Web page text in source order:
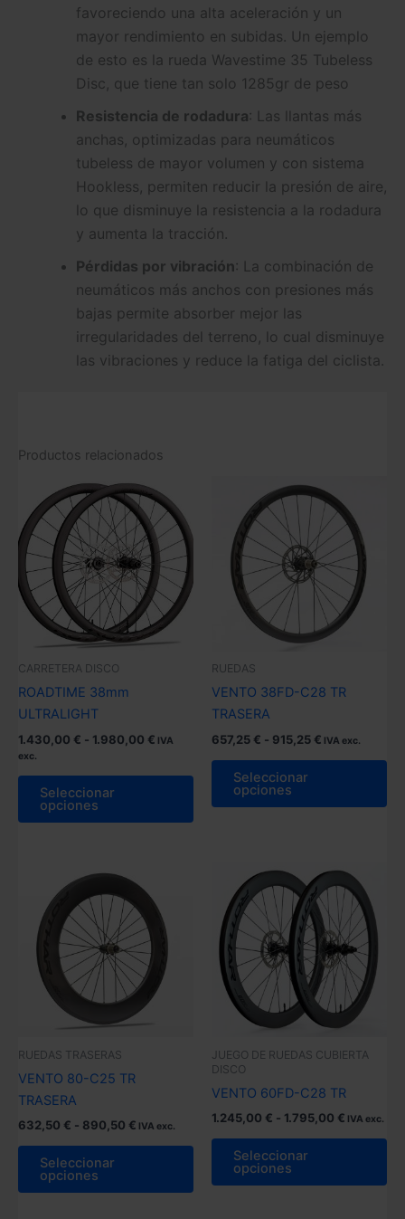
favoreciendo una alta aceleración y un
mayor rendimiento en subidas. Un ejemplo
de esto es la rueda Wavestime 35 Tubeless
Disc, que tiene tan solo 1285gr de peso
Resistencia de rodadura: Las llantas más
anchas, optimizadas para neumáticos
tubeless de mayor volumen y con sistema
Hookless, permiten reducir la presión de aire,
lo que disminuye la resistencia a la rodadura
y aumenta la tracción.
Pérdidas por vibración: La combinación de
neumáticos más anchos con presiones más
bajas permite absorber mejor las
irregularidades del terreno, lo cual disminuye
las vibraciones y reduce la fatiga del ciclista.
Productos relacionados
CARRETERA DISCO
ROADTIME 38mm
ULTRALIGHT
1.430,00 € - 1.980,00 € Rango
IVA
exc.
Seleccionar
opciones
Este
producto
tiene
opciones
pueden
elegir
RUEDAS
VENTO 38FD-C28 TR
TRASERA
657,25 € - 915,25 € Rango
IVA exc.
Seleccionar
opciones
RUEDAS TRASERAS
VENTO 80-C25 TR
TRASERA
632,50 € - 890,50 € Rango
IVA exc.
Seleccionar
opciones
Este
producto
tiene
JUEGO DE RUEDAS CUBIERTA
DISCO
VENTO 60FD-C28 TR
1.245,00 € - 1.795,00 € Rango
IVA exc.
Seleccionar
opciones